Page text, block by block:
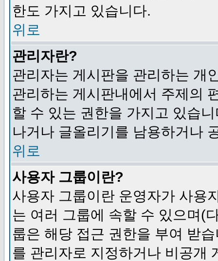
한도 가지고 있습니다.
위로
관리자란?
관리자는 게시판을 관리하는 개
관리하는 게시판내에서 주제의
할 수 있는 권한을 가지고 있습
나거나 글올리기를 남용하거나
위로
사용자 그룹이란?
사용자 그룹이란 운영자가 사용
는 여러 그룹에 속할 수 있으며(
룹은 해당 접근 권한을 부여 받
를 관리자로 지정하거나 비공개